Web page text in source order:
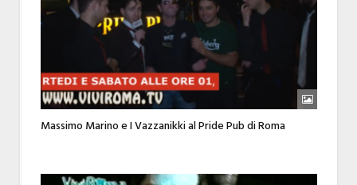
Massimo Marino e I Vazzanikki al Pride Pub di Roma